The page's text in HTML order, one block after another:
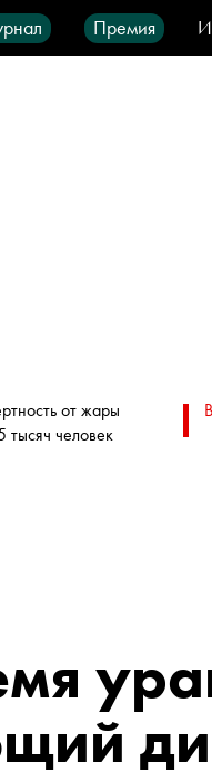
Премия
IT-продукты
от жары
тысяч человек